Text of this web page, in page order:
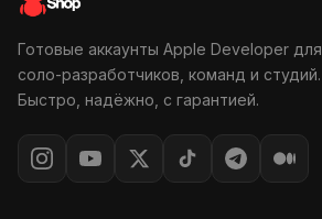
Готовые аккаунты Apple Developer для
соло-разработчиков, команд и студий.
Быстро, надёжно, с гарантией.